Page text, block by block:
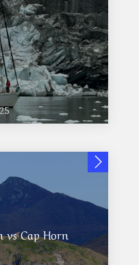
vs Cap Horn